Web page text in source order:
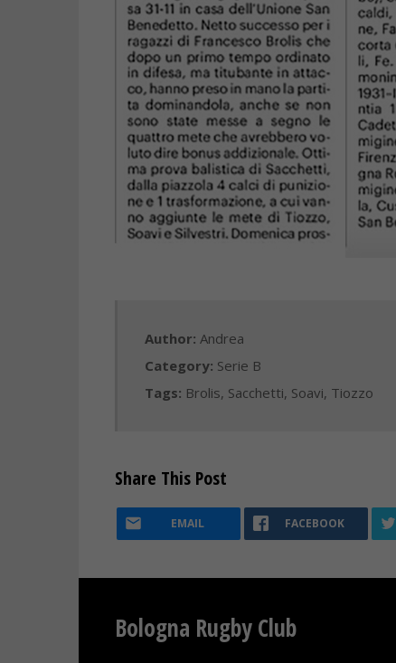
Author: Andrea
Category: Serie B
Tags: Brolis, Sacchetti, Soavi, Tiozzo
Share This Post
EMAIL FACEBOOK
Bologna Rugby Club